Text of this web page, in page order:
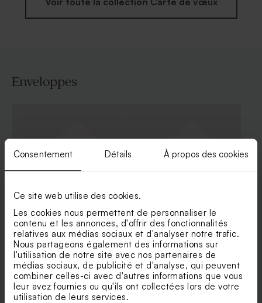
Consentement Détails À propos des cookies
Ce site web utilise des cookies.
Les cookies nous permettent de personnaliser le
contenu et les annonces, d'offrir des fonctionnalités
relatives aux médias sociaux et d'analyser notre trafic.
Nous partageons également des informations sur
l'utilisation de notre site avec nos partenaires de
médias sociaux, de publicité et d'analyse, qui peuvent
combiner celles-ci avec d'autres informations que vous
leur avez fournies ou qu'ils ont collectées lors de votre
utilisation de leurs services.
Enveloppes
Enveloppe crème rectangle
Jolie enveloppe blanche
rectangle
Voir +